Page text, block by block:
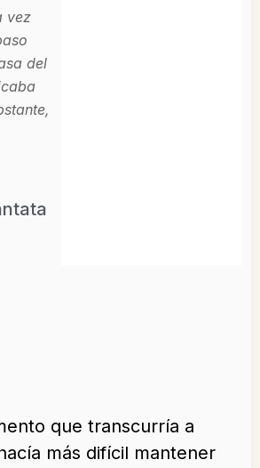
vez
del
que transcurría a
más difícil mantener